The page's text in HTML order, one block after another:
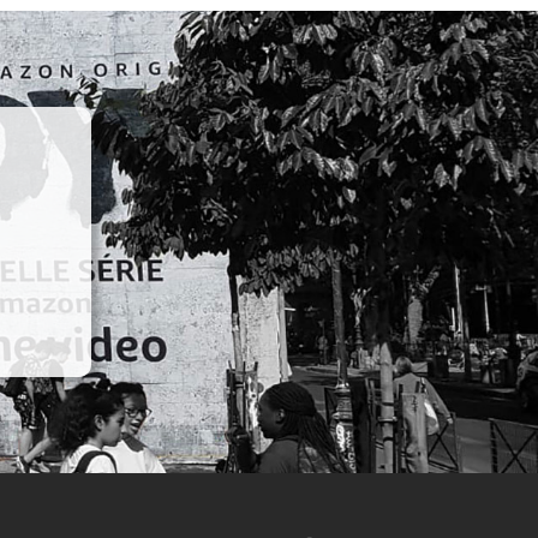
RAD
RADIO FRANCE
RALPH LAUREN
RAY-BAN
RED BULL
RED STAR FC
REEBOK
RENOVA
REPOSSI
RIOT GAMES
RMC SPORT
ROBIN PRODUCTION
ROCHAS
RODIER
ROLEX PARIS MASTER
RON DORFF
RTL2
SAINT LAURENT
SANDRO
SATELLITE PARIS
SAUCONY
SAVOIR FAIRE
SEAT
SECOURS ISLAMIQUE FRANCE
SÉCURITÉ
SELECTOUR
SELF PORTRAIT
SEPHORA
SERGIO ROSSI
SÉZANE
SFR
SHAZAM
ŠKODA
SMART
SNAPCAR
SNIPES
SO OUEST
SOBIESKI
SOCIÉTÉ GÉNÉRALE
SODASTREAM
SOLIDARITÉ SIDA
SONIA RYKIEL
SONY ERICSSON
SONY INTERACTIVE ENTERTAINMENT
SONY MUSIC
SPEEDEAL
SQUARE ENIX